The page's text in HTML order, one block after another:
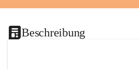
Beschreibung